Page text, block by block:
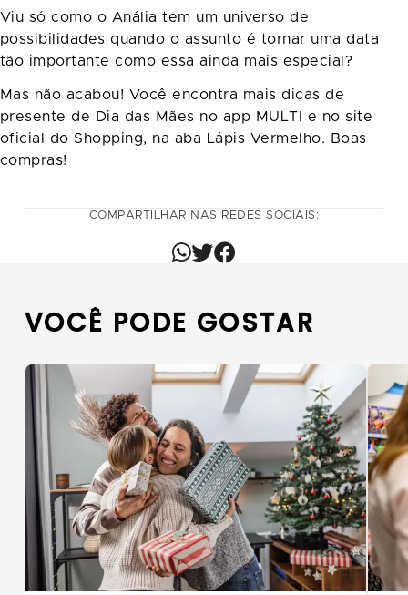
Viu só como o Anália tem um universo de
possibilidades quando o assunto é tornar uma data
tão importante como essa ainda mais especial?
Mas não acabou! Você encontra mais dicas de
presente de Dia das Mães no app MULTI e no site
oficial do Shopping, na aba Lápis Vermelho. Boas
compras!
COMPARTILHAR NAS REDES SOCIAIS:
VOCÊ PODE GOSTAR